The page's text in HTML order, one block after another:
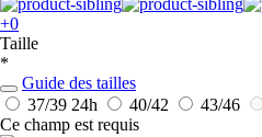
+0
Taille
*
Guide des tailles
37/39 24h 40/42 43/46
Ce champ est requis